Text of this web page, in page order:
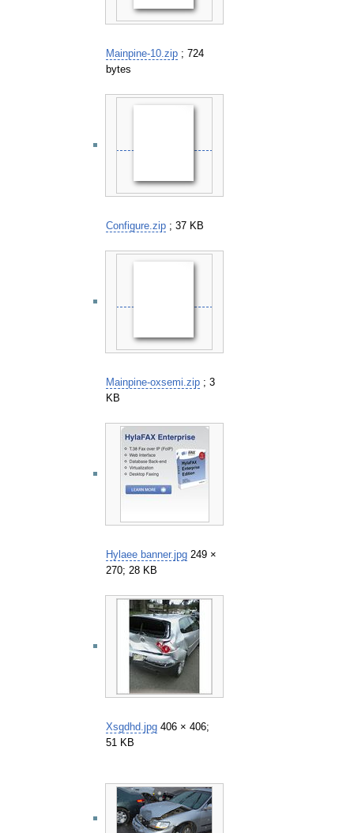
Mainpine-10.zip ; 724
bytes
Configure.zip ; 37 KB
Mainpine-oxsemi.zip ; 3
KB
Hylaee banner.jpg 249 ×
270; 28 KB
Xsgdhd.jpg 406 × 406;
51 KB